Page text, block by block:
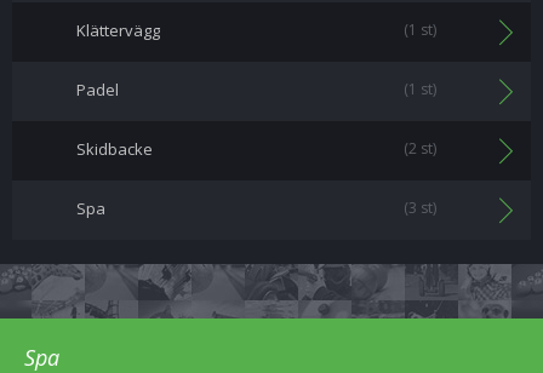
Klättervägg (1 st)
Padel (1 st)
Skidbacke (2 st)
Spa (3 st)
Spa